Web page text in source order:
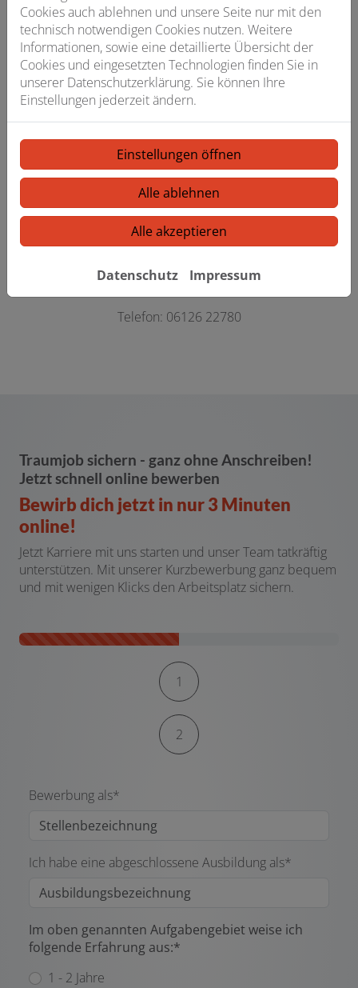
Liebe/r Bewerber/-in,
Interesse an einer neuen Herausforderung?
Als Ansprechpartner der Firma Reino Dostal aus Idstein
Dazu geht der erste Schritt ganz einfach über unsere
Kurzbewerbung ganz unten, aber auch telefonisch sind
wir jederzeit erreichbar.
Wir freuen uns auf die Zusammenarbeit!
Kontakt
Ansprechpartner: Herr Reino Dostal
E-Mail: info@dostal.de
Telefon: 06126 22780
Traumjob sichern - ganz ohne Anschreiben!
Jetzt schnell online bewerben
Bewirb dich jetzt in nur 3 Minuten
online!
Jetzt Karriere mit uns starten und unser Team tatkräftig
unterstützen. Mit unserer Kurzbewerbung ganz bequem
und mit wenigen Klicks den Arbeitsplatz sichern.
Kontaktformular-Fortschritt
1
2
Bewerbung als*
Ich habe eine abgeschlossene Ausbildung als*
Im oben genannten Aufgabengebiet weise ich
folgende Erfahrung aus:*
1 - 2 Jahre
Cookies auch ablehnen und unsere Seite nur mit den
technisch notwendigen Cookies nutzen. Weitere
Informationen, sowie eine detaillierte Übersicht der
Cookies und eingesetzten Technologien finden Sie in
unserer Datenschutzerklärung. Sie können Ihre
Einstellungen jederzeit ändern.
Einstellungen öffnen
Alle ablehnen
Alle akzeptieren
Datenschutz Impressum